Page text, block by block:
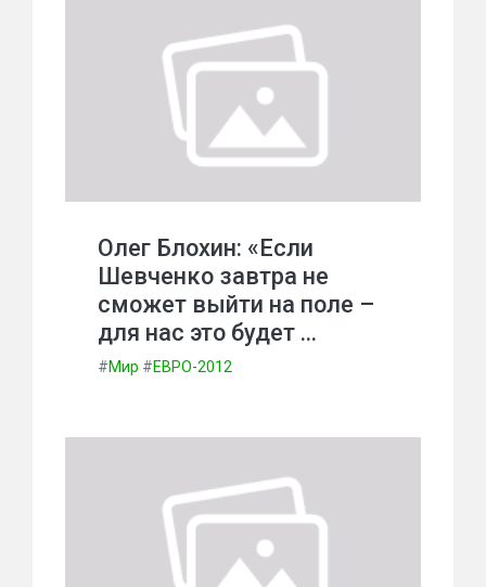
Олег Блохин: «Если
Шевченко завтра не
сможет выйти на поле –
для нас это будет …
#Мир #ЕВРО-2012